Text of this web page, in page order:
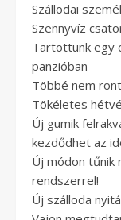
Szállodai
Szennyvíz
Tartottunk egy
panzióban
Többé nem
Tökéletes
Új gumik
kezdődhet az
Új módon tűnik
rendszerrel!
Új szálloda